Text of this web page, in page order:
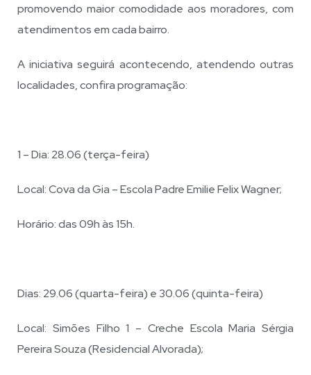
promovendo maior comodidade aos moradores, com
atendimentos em cada bairro.
A iniciativa seguirá acontecendo, atendendo outras
localidades, confira programação:
1 – Dia: 28.06 (terça-feira)
Local: Cova da Gia – Escola Padre Emilie Felix Wagner;
Horário: das 09h às 15h.
Dias: 29.06 (quarta-feira) e 30.06 (quinta-feira)
Local: Simões Filho 1 – Creche Escola Maria Sérgia
Pereira Souza (Residencial Alvorada);